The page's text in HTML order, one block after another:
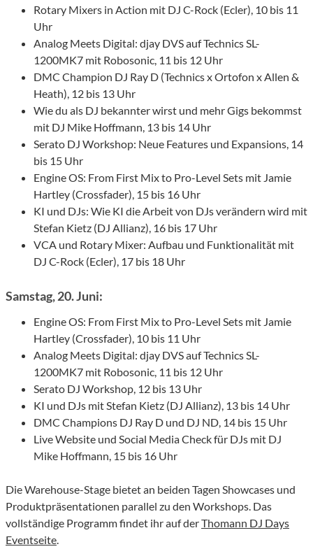
Rotary Mixers in Action mit DJ C-Rock (Ecler), 10 bis 11
Uhr
Analog Meets Digital: djay DVS auf Technics SL-
1200MK7 mit Robosonic, 11 bis 12 Uhr
DMC Champion DJ Ray D (Technics x Ortofon x Allen &
Heath), 12 bis 13 Uhr
Wie du als DJ bekannter wirst und mehr Gigs bekommst
mit DJ Mike Hoffmann, 13 bis 14 Uhr
Serato DJ Workshop: Neue Features und Expansions, 14
bis 15 Uhr
Engine OS: From First Mix to Pro-Level Sets mit Jamie
Hartley (Crossfader), 15 bis 16 Uhr
KI und DJs: Wie KI die Arbeit von DJs verändern wird mit
Stefan Kietz (DJ Allianz), 16 bis 17 Uhr
VCA und Rotary Mixer: Aufbau und Funktionalität mit
DJ C-Rock (Ecler), 17 bis 18 Uhr
Samstag, 20. Juni:
Engine OS: From First Mix to Pro-Level Sets mit Jamie
Hartley (Crossfader), 10 bis 11 Uhr
Analog Meets Digital: djay DVS auf Technics SL-
1200MK7 mit Robosonic, 11 bis 12 Uhr
Serato DJ Workshop, 12 bis 13 Uhr
KI und DJs mit Stefan Kietz (DJ Allianz), 13 bis 14 Uhr
DMC Champions DJ Ray D und DJ ND, 14 bis 15 Uhr
Live Website und Social Media Check für DJs mit DJ
Mike Hoffmann, 15 bis 16 Uhr
Die Warehouse-Stage bietet an beiden Tagen Showcases und
Produktpräsentationen parallel zu den Workshops. Das
vollständige Programm findet ihr auf derThomann DJ Days
Eventseite.